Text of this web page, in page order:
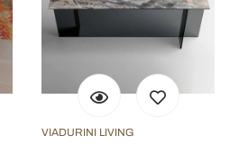
VIADURINI LIVING